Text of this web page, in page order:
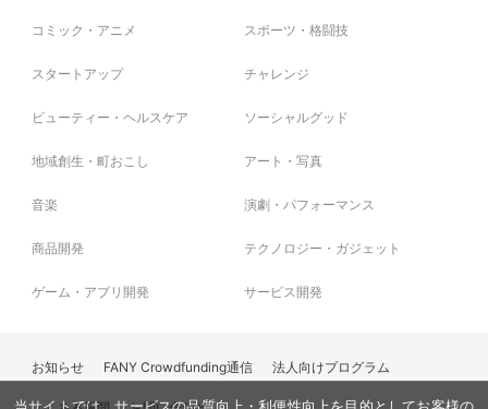
コミック・アニメ スポーツ・格闘技
スタートアップ チャレンジ
ビューティー・ヘルスケア ソーシャルグッド
地域創生・町おこし アート・写真
音楽 演劇・パフォーマンス
商品開発 テクノロジー・ガジェット
ゲーム・アプリ開発 サービス開発
お知らせ FANY Crowdfunding通信 法人向けプログラム